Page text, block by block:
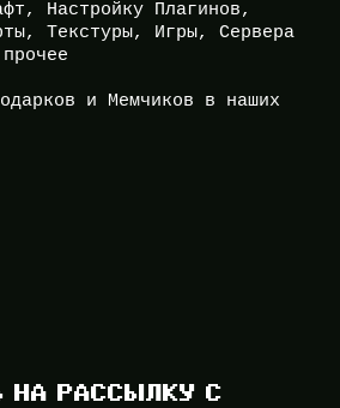
Настройку Плагинов,
Текстуры, Игры, Сервера
и Мемчиков в наших
НА РАССЫЛКУ С